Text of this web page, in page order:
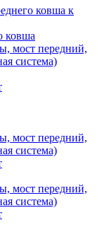
ковша к
ковша
мост передний,
система)
мост передний,
система)
мост передний,
система)